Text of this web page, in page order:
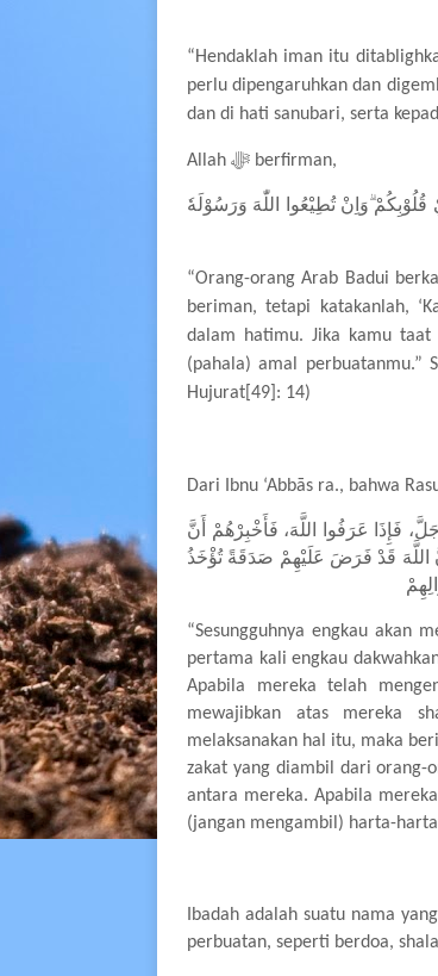
“Hendaklah iman itu
perlu dipengaruhkan dan
dan di hati sanubari, serta
Allah ﷻ berfirman,
قُلُوْبِكُمْ ۗوَاِنْ تُطِيْعُوا اللّٰهَ وَرَسُوْلَهٗ
“Orang-orang Arab Badui
beriman, tetapi katakanlah,
dalam hatimu. Jika kamu taat
(pahala) amal perbuatanmu.”
Hujurat[49]: 14)
Dari Ibnu ‘Abbās ra., bahwa
فَإِذَا عَرَفُوا اللَّهَ، فَأَخْبِرْهُمْ أَنَّ
اللَّهَ قَدْ فَرَضَ عَلَيْهِمْ صَدَقَةً تُؤْخَذُ
“Sesungguhnya engkau akan
pertama kali engkau
Apabila mereka telah
mewajibkan atas mereka
melaksanakan hal itu, maka
zakat yang diambil dari orang-
antara mereka. Apabila
(jangan mengambil) harta-
Ibadah adalah suatu nama
perbuatan, seperti berdoa,